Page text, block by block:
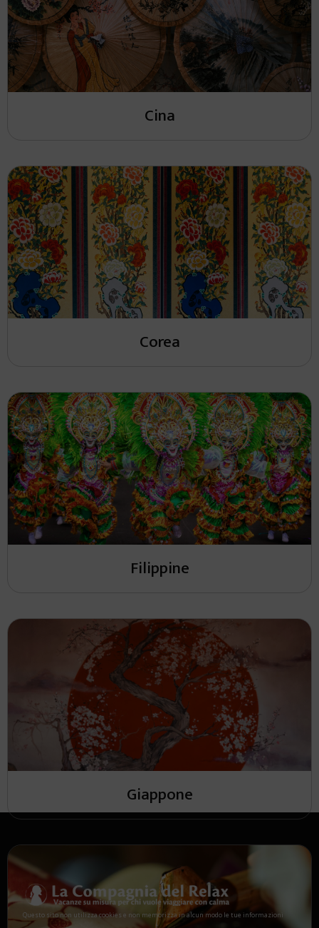
Cina
Corea
Filippine
Giappone
Questo sito non utilizza cookies e non memorizza in alcun modo le tue informazioni